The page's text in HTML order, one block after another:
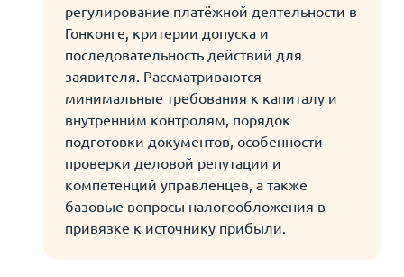
регулирование платёжной деятельности в
Гонконге, критерии допуска и
последовательность действий для
заявителя. Рассматриваются
минимальные требования к капиталу и
внутренним контролям, порядок
подготовки документов, особенности
проверки деловой репутации и
компетенций управленцев, а также
базовые вопросы налогообложения в
привязке к источнику прибыли.